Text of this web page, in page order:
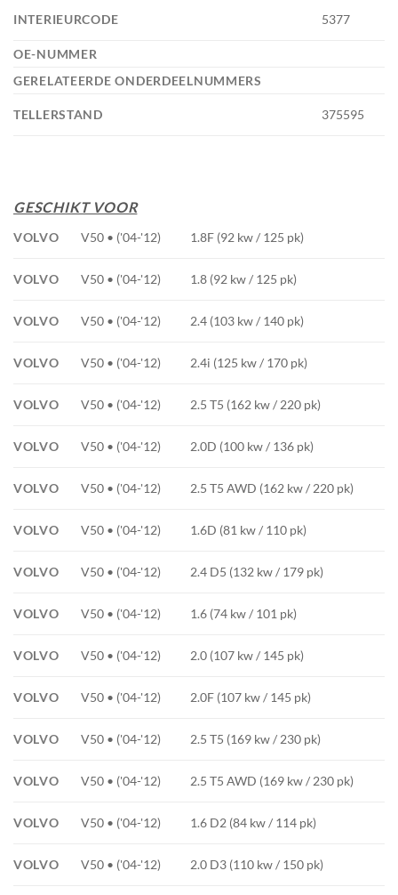
INTERIEURCODE 5377
OE-NUMMER
GERELATEERDE ONDERDEELNUMMERS
TELLERSTAND 375595
GESCHIKT VOOR
VOLVO V50 • ('04-'12) 1.8F (92 kw / 125 pk)
VOLVO V50 • ('04-'12) 1.8 (92 kw / 125 pk)
VOLVO V50 • ('04-'12) 2.4 (103 kw / 140 pk)
VOLVO V50 • ('04-'12) 2.4i (125 kw / 170 pk)
VOLVO V50 • ('04-'12) 2.5 T5 (162 kw / 220 pk)
VOLVO V50 • ('04-'12) 2.0D (100 kw / 136 pk)
VOLVO V50 • ('04-'12) 2.5 T5 AWD (162 kw / 220 pk)
VOLVO V50 • ('04-'12) 1.6D (81 kw / 110 pk)
VOLVO V50 • ('04-'12) 2.4 D5 (132 kw / 179 pk)
VOLVO V50 • ('04-'12) 1.6 (74 kw / 101 pk)
VOLVO V50 • ('04-'12) 2.0 (107 kw / 145 pk)
VOLVO V50 • ('04-'12) 2.0F (107 kw / 145 pk)
VOLVO V50 • ('04-'12) 2.5 T5 (169 kw / 230 pk)
VOLVO V50 • ('04-'12) 2.5 T5 AWD (169 kw / 230 pk)
VOLVO V50 • ('04-'12) 1.6 D2 (84 kw / 114 pk)
VOLVO V50 • ('04-'12) 2.0 D3 (110 kw / 150 pk)